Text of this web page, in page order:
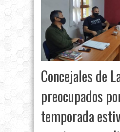
Concejales de
preocupados
temporada